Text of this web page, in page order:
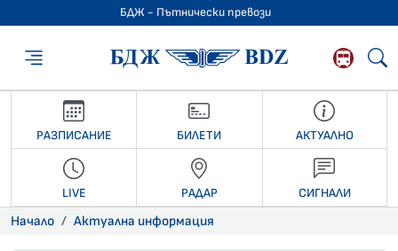
БДЖ - Пътнически превози
БДЖ -
РАЗПИСАНИЕ БИЛЕТИ АКТУАЛНО
LIVE РАДАР СИГНАЛИ
Начало Актуална информация